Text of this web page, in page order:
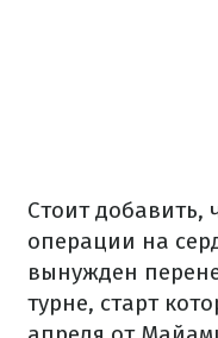
Стоит добавить,
операции на
вынужден
турне, старт